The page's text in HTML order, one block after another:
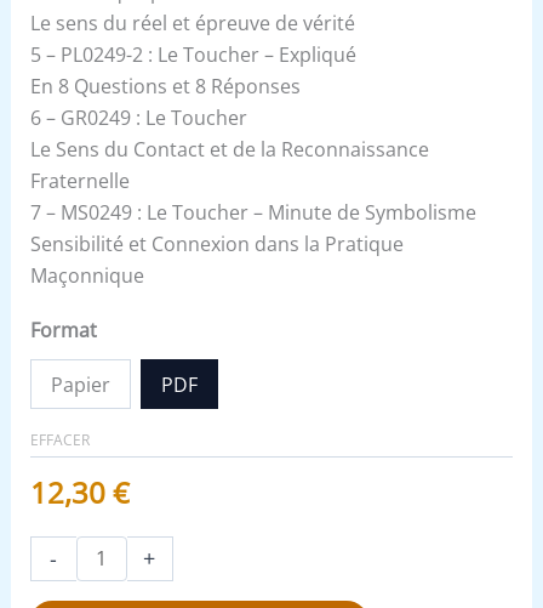
Le sens du réel et épreuve de vérité
5 – PL0249-2 : Le Toucher – Expliqué
En 8 Questions et 8 Réponses
6 – GR0249 : Le Toucher
Le Sens du Contact et de la Reconnaissance
Fraternelle
7 – MS0249 : Le Toucher – Minute de Symbolisme
Sensibilité et Connexion dans la Pratique
Maçonnique
Format
Papier PDF
EFFACER
12,30€
- +